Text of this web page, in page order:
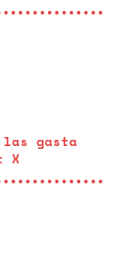
gasta
X